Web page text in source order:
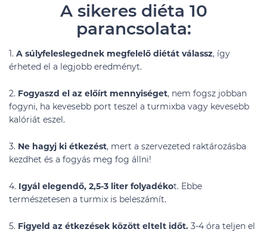
A sikeres diéta 10
parancsolata:
1. A súlyfeleslegednek megfelelő diétát válassz, így
érheted el a legjobb eredményt.
2. Fogyaszd el az előírt mennyiséget, nem fogsz jobban
fogyni, ha kevesebb port teszel a turmixba vagy kevesebb
kalóriát eszel.
3. Ne hagyj ki étkezést, mert a szervezeted raktározásba
kezdhet és a fogyás meg fog állni!
4. Igyál elegendő, 2,5-3 liter folyadékot. Ebbe
természetesen a turmix is beleszámít.
5. Figyeld az étkezések között eltelt időt. 3-4 óra teljen el